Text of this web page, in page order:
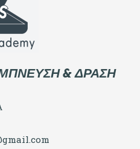
& ΔΡΑΣΗ